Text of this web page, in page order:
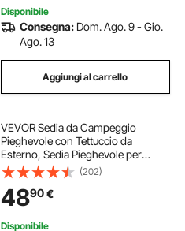
Disponibile
Consegna: Dom. Ago. 9 - Gio.
Ago. 13
Aggiungi al carrello
VEVOR Sedia da Campeggio
Pieghevole con Tettuccio da
Esterno, Sedia Pieghevole per
Attività all'Aperto Viaggio Spiaggia
Pesca Escursionismo Carico max.
150 kg, Portabicchieri, Colore Blu
Scuro
(202)
4890€
Disponibile